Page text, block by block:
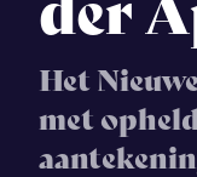
Het
met